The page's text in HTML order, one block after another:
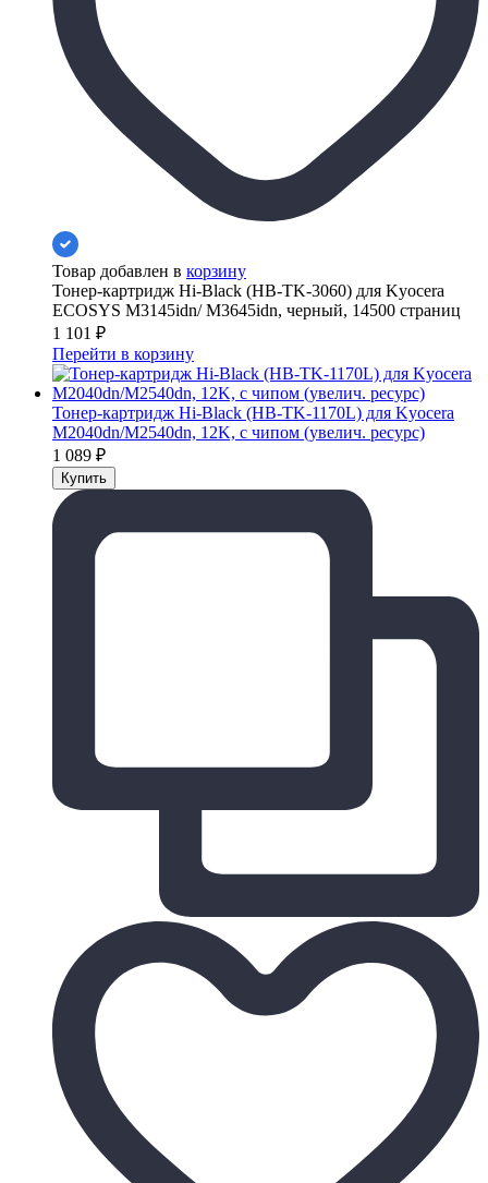
Товар добавлен в корзину
Тонер-картридж Hi-Black (HB-TK-3060) для Kyocera
ECOSYS M3145idn/ M3645idn, черный, 14500 страниц
1 101 ₽
Перейти в корзину
Тонер-картридж Hi-Black (HB-TK-1170L) для Kyocera
M2040dn/M2540dn, 12K, с чипом (увелич. ресурс)
1 089 ₽